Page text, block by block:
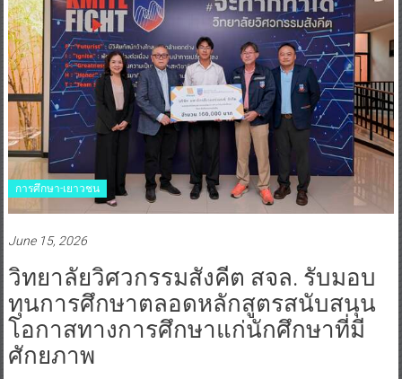
การศึกษา-เยาวชน
June 15, 2026
วิทยาลัยวิศวกรรมสังคีต สจล. รับมอบ
ทุนการศึกษาตลอดหลักสูตรสนับสนุน
โอกาสทางการศึกษาแก่นักศึกษาที่มี
ศักยภาพ